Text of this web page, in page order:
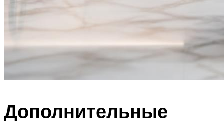
Дополнительные